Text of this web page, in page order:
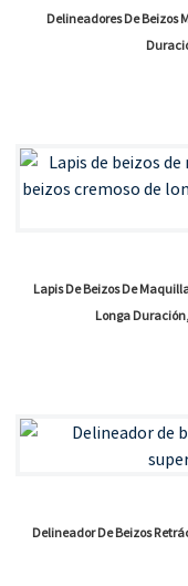
Delineadores De Beizos
Lapis De Beizos De
Longa
Delineador De Beizos